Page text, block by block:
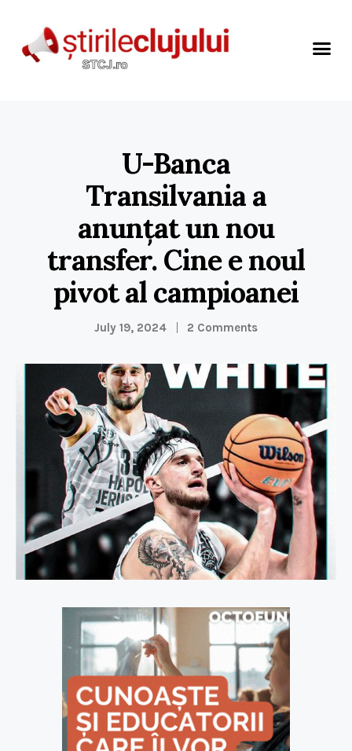
U-Banca
Transilvania a
anunțat un nou
transfer. Cine e noul
pivot al campioanei
July 19, 2024 2 Comments